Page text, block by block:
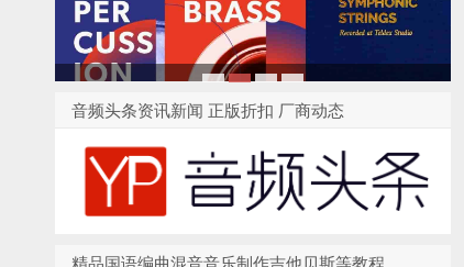
1 2 4
音频头条资讯新闻 正版折扣 厂商动态
精品国语编曲混音音乐制作吉他贝斯等教程